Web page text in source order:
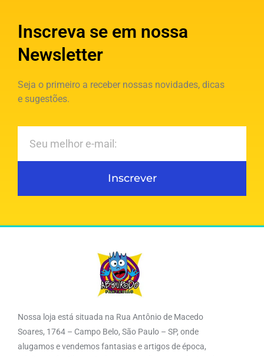
Inscreva se em nossa
Newsletter
Seja o primeiro a receber nossas novidades, dicas
e sugestões.
Inscrever
Nossa loja está situada na Rua Antônio de Macedo
Soares, 1764 – Campo Belo, São Paulo – SP, onde
alugamos e vendemos fantasias e artigos de época,